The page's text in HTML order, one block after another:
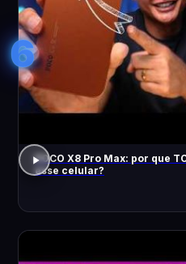
6
POCO X8 Pro Max: por que
esse celular?